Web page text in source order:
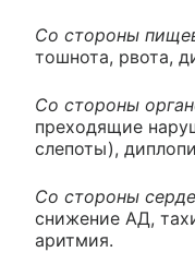
Со стороны
тошнота, рвота,
Со стороны
преходящие
слепоты),
Со стороны
снижение АД,
аритмия.